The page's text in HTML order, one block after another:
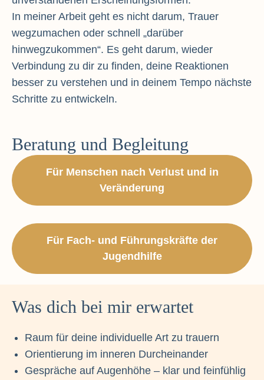
In meiner Arbeit geht es nicht darum, Trauer
wegzumachen oder schnell „darüber
hinwegzukommen“. Es geht darum, wieder
Verbindung zu dir zu finden, deine Reaktionen
besser zu verstehen und in deinem Tempo nächste
Schritte zu entwickeln.
Beratung und Begleitung
Für Menschen nach Verlust und in
Veränderung
Für Fach- und Führungskräfte der
Jugendhilfe
Was dich bei mir erwartet
Raum für deine individuelle Art zu trauern
Orientierung im inneren Durcheinander
Gespräche auf Augenhöhe – klar und feinfühlig